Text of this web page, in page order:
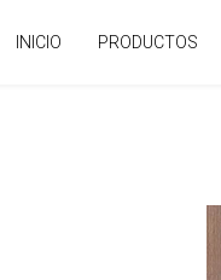
INICIO PRODUCTOS